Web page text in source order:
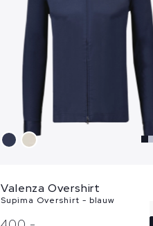
Valenza Overshirt
Supima Overshirt - blauw